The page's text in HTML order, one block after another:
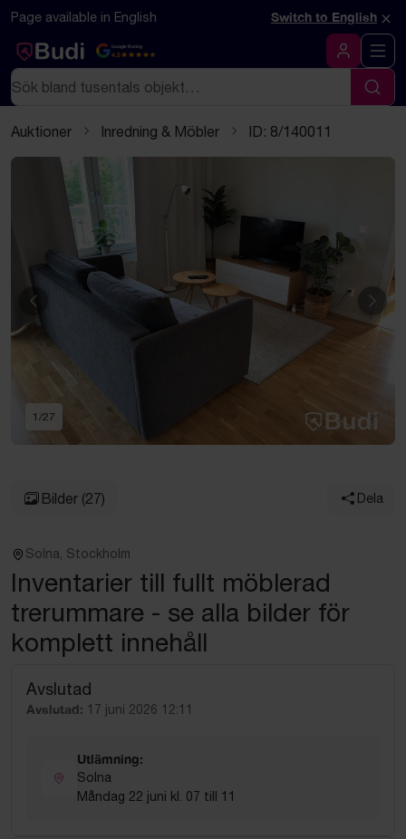
Hoppa till innehåll
Textbaserad (markdown) version av denna sida
Page available in English Switch to English ×
Google Rating
4.5
Logga in
Sök
Sök
Auktioner Inredning & Möbler ID: 8/140011
Föregående
1 /27
Bilder (27) Dela
Solna, Stockholm
Inventarier till fullt möblerad
trerummare - se alla bilder för
komplett innehåll
Avslutad
Avslutad: 17 juni 2026 12:11
Utlämning:
Solna
Måndag 22 juni kl. 07 till 11